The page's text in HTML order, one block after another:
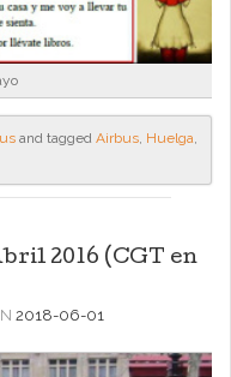
and tagged Airbus, Huelga,
2016 (CGT en
2018-06-01